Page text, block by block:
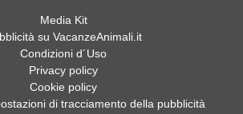
Media Kit
su VacanzeAnimali.it
Condizioni d´Uso
Privacy policy
Cookie policy
di tracciamento della pubblicità